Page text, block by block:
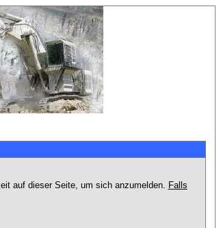
auf dieser Seite, um sich anzumelden. Falls